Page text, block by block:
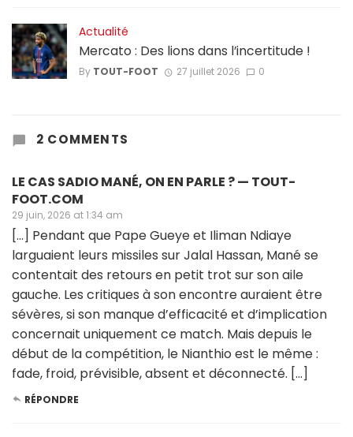
Actualité
Mercato : Des lions dans l’incertitude !
By TOUT-FOOT 27 juillet 2026 0
2 COMMENTS
LE CAS SADIO MANÉ, ON EN PARLE ? — TOUT-
FOOT.COM
29 juin, 2026 at 1:34 am
[…] Pendant que Pape Gueye et Iliman Ndiaye
larguaient leurs missiles sur Jalal Hassan, Mané se
contentait des retours en petit trot sur son aile
gauche. Les critiques à son encontre auraient être
sévères, si son manque d’efficacité et d’implication
concernait uniquement ce match. Mais depuis le
début de la compétition, le Nianthio est le même :
fade, froid, prévisible, absent et déconnecté. […]
RÉPONDRE